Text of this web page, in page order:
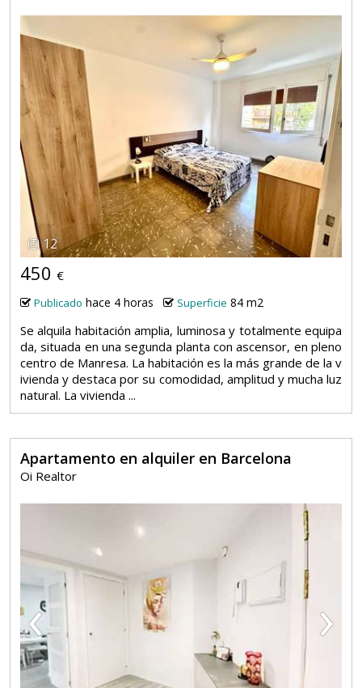
12
450 €
Publicado hace 4 horas Superficie 84 m2
Se alquila habitación amplia, luminosa y totalmente equipa
da, situada en una segunda planta con ascensor, en pleno
centro de Manresa. La habitación es la más grande de la v
ivienda y destaca por su comodidad, amplitud y mucha luz
natural. La vivienda ...
Apartamento en alquiler en Barcelona
Oi Realtor
‹ ›